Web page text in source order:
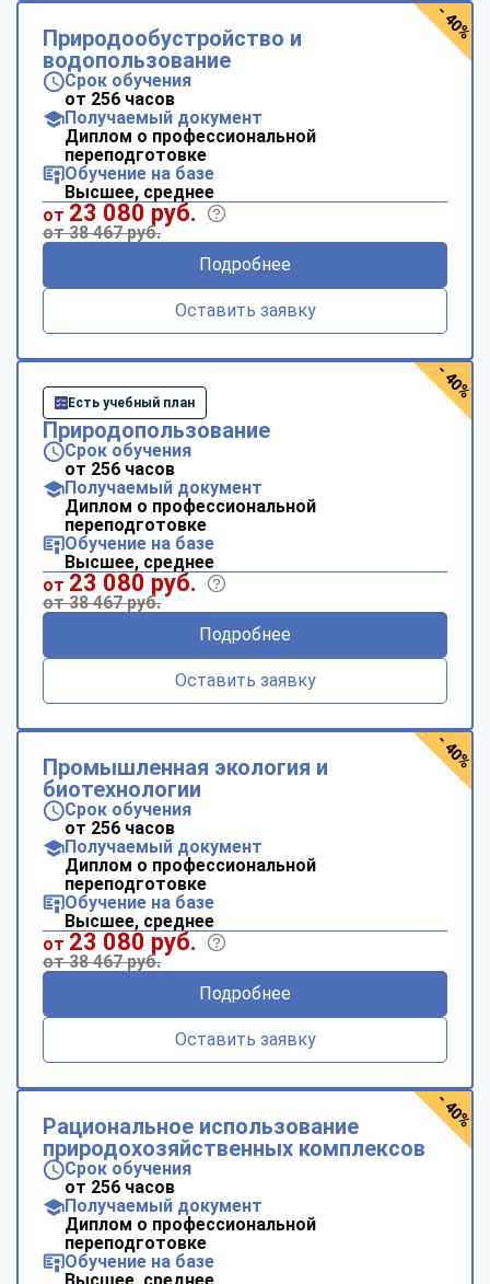
Природообустройство и
водопользование
Срок обучения
от 256 часов
Получаемый документ
Диплом о профессиональной
переподготовке
Обучение на базе
Высшее, среднее
от 23 080 руб.
от 38 467 руб.
Подробнее
Оставить заявку
- 40%
Есть учебный план
Природопользование
Срок обучения
от 256 часов
Получаемый документ
Диплом о профессиональной
переподготовке
Обучение на базе
Высшее, среднее
от 23 080 руб.
от 38 467 руб.
Подробнее
Оставить заявку
- 40%
Промышленная экология и
биотехнологии
Срок обучения
от 256 часов
Получаемый документ
Диплом о профессиональной
переподготовке
Обучение на базе
Высшее, среднее
от 23 080 руб.
от 38 467 руб.
Подробнее
Оставить заявку
- 40%
Рациональное использование
природохозяйственных комплексов
Срок обучения
от 256 часов
Получаемый документ
Диплом о профессиональной
переподготовке
Обучение на базе
- 40%